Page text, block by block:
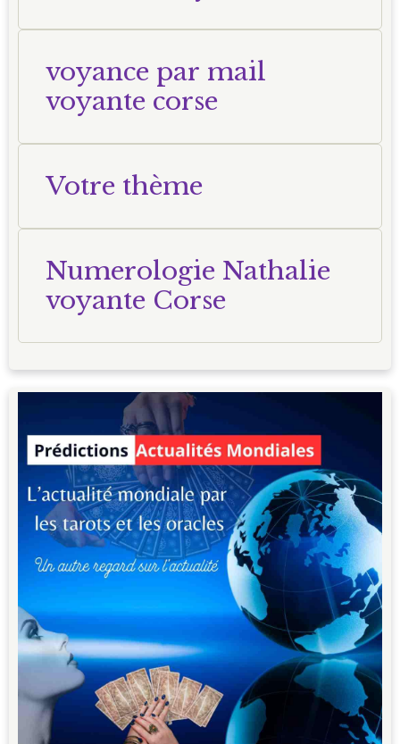
voyance par mail
voyante corse
Votre thème
Numerologie Nathalie
voyante Corse